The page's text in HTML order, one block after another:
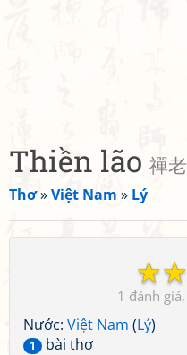
Thiền lão 禪老
Thơ»Việt Nam » Lý
☆
☆
1
Nước: Việt Nam (Lý)
1
bài thơ